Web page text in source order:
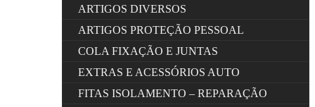
ARTIGOS DIVERSOS
ARTIGOS PROTEÇÃO PESSOAL
COLA FIXAÇÃO E JUNTAS
EXTRAS E ACESSÓRIOS AUTO
FITAS ISOLAMENTO – REPARAÇÃO